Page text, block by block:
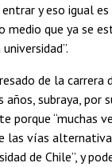
y eso igual
medio que ya se
de la carrera
subraya, por
porque “muchas
las vías
de Chile”, y